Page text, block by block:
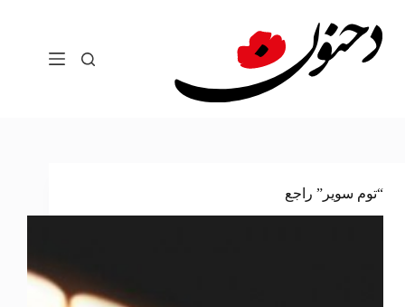
المحتوى
“توم سوير” راجع